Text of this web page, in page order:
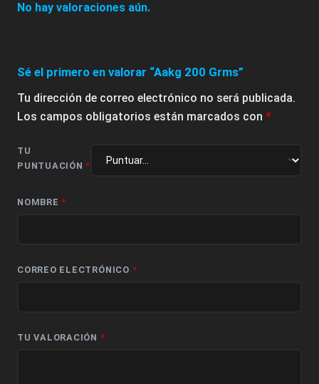
No hay valoraciones aún.
Sé el primero en valorar “Aakg 200 Grms”
Tu dirección de correo electrónico no será publicada.
Los campos obligatorios están marcados con *
TU
PUNTUACIÓN*
NOMBRE *
CORREO ELECTRÓNICO *
TU VALORACIÓN *